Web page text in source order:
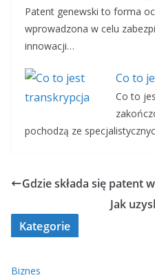
Patent genewski to forma
wprowadzona w celu
innowacji…
Co to
Co to
pochodzą ze
Gdzie składa się patent
Jak
Kategorie
Biznes